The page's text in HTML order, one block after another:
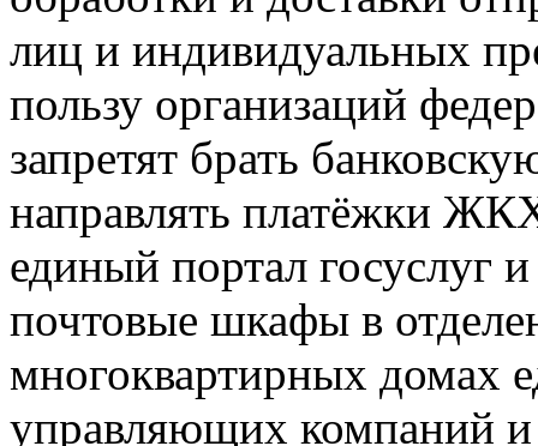
лиц и индивидуальных
пользу организаций
запретят брать
направлять платёжки
единый портал госуслуг
почтовые шкафы в
многоквартирных домах
управляющих компаний